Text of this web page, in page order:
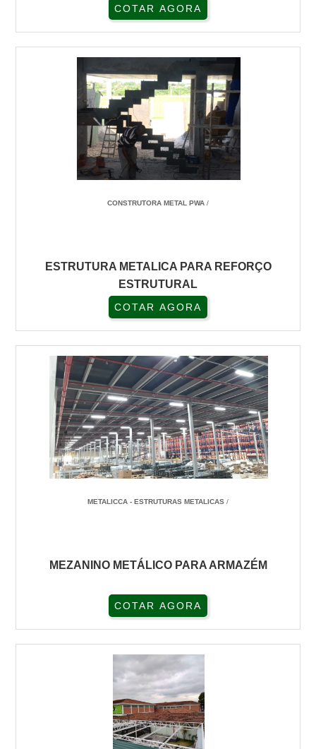
COTAR AGORA
CONSTRUTORA METAL PWA /
ESTRUTURA METALICA PARA REFORÇO
ESTRUTURAL
COTAR AGORA
METALICCA - ESTRUTURAS METALICAS /
MEZANINO METÁLICO PARA ARMAZÉM
COTAR AGORA